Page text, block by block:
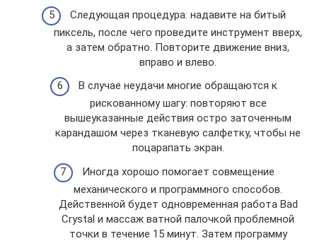
Следующая процедура: надавите на битый
пиксель, после чего проведите инструмент вверх,
а затем обратно. Повторите движение вниз,
вправо и влево.
В случае неудачи многие обращаются к
рискованному шагу: повторяют все
вышеуказанные действия остро заточенным
карандашом через тканевую салфетку, чтобы не
поцарапать экран.
Иногда хорошо помогает совмещение
механического и программного способов.
Действенной будет одновременная работа Bad
Crystal и массаж ватной палочкой проблемной
точки в течение 15 минут. Затем программу